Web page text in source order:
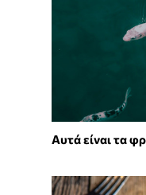
Αυτά είναι τα